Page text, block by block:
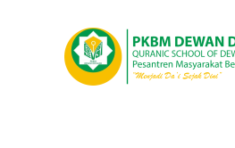
navigation